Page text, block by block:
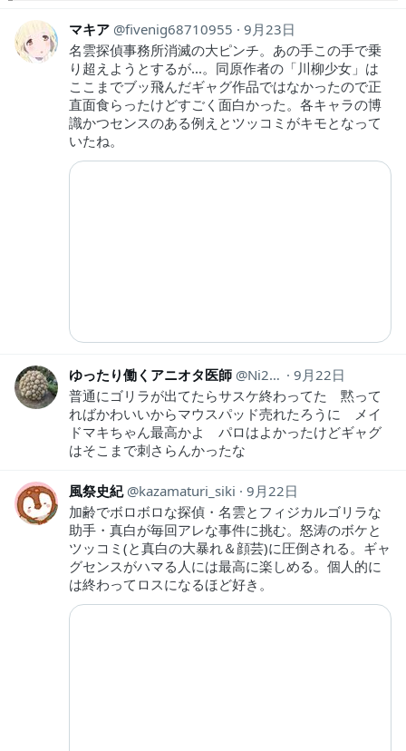
マキア fivenig68710955
9月23日
名雲探偵事務所消滅の大ピンチ。あの手この手で乗
り超えようとするが...。同原作者の「川柳少女」は
ここまでブッ飛んだギャグ作品ではなかったので正
直面食らったけどすごく面白かった。各キャラの博
識かつセンスのある例えとツッコミがキモとなって
いたね。
ゆったり働くアニオタ医師 Ni2Ut
9月22日
普通にゴリラが出てたらサスケ終わってた 黙って
ればかわいいからマウスパッド売れたろうに メイ
ドマキちゃん最高かよ パロはよかったけどギャグ
はそこまで刺さらんかったな
風祭史紀 kazamaturi_siki
9月22日
加齢でボロボロな探偵・名雲とフィジカルゴリラな
助手・真白が毎回アレな事件に挑む。怒涛のボケと
ツッコミ(と真白の大暴れ＆顔芸)に圧倒される。ギャ
グセンスがハマる人には最高に楽しめる。個人的に
は終わってロスになるほど好き。